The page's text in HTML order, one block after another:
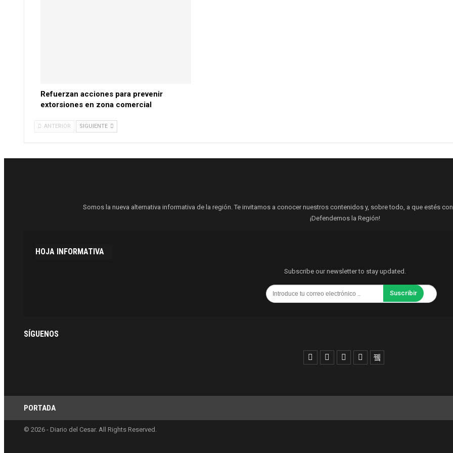
Refuerzan acciones para prevenir
extorsiones en zona comercial
ANTERIOR SIGUIENTE
Somos la nueva alternativa informativa de la región. Te invitamos a conocer nuestros contenidos y, sobre todo, a que estés
¡Defendemos la Región!
HOJA INFORMATIVA
Subscribe our newsletter to stay updated.
Suscribir
SÍGUENOS
PORTADA
© 2026 - Diario del Cesar. All Rights Reserved.